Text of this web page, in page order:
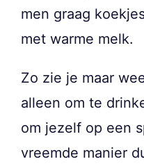
men graag
met warme melk.
Zo zie je maar
alleen om te
om jezelf op een
vreemde manier